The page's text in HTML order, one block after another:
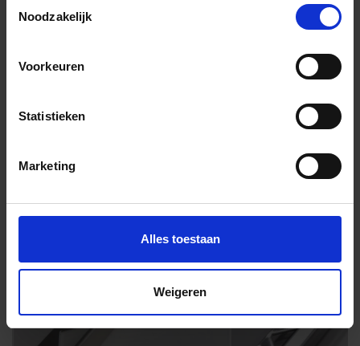
Noodzakelijk
Voorkeuren
Statistieken
Marketing
Alles toestaan
Weigeren
Andere Series van Alcoceram